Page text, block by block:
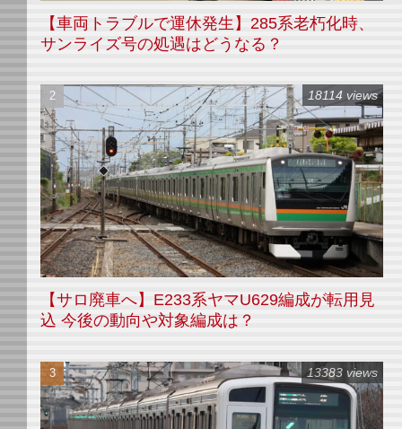
【車両トラブルで運休発生】285系老朽化時、
サンライズ号の処遇はどうなる？
【サロ廃車へ】E233系ヤマU629編成が転用見
込 今後の動向や対象編成は？
18114 views
13383 views